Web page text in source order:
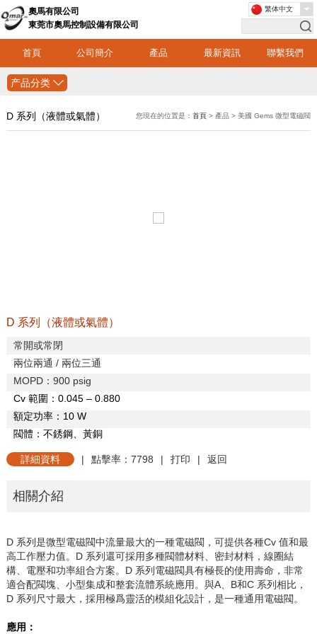
奧馬有限公司
東莞市奧馬控制設備有限公司
首頁 公司簡介 產品 最新資訊 聯繫我們
繁体中文
产品分类
D 系列（液體或氣體） 您現在的位置是：首頁 > 產品 > 美國 Gems 微型電磁閥
D 系列（液體或氣體）
常開或常閉
兩位兩通 / 兩位三通
MOPD： 900 psig
Cv 範圍： 0.045 – 0.880
額定功率： 10 W
閥體：不銹鋼、黃銅
詳細資料 | 點擊率：7798 | 打印 | 返回
相關介紹
D 系列是微型電磁閥中流量最大的一種電磁閥，可提供各種Cv 值和最
高工作壓力值。 D 系列還可採用多種閥體材料、密封材料，線圈結
構、電壓和功率組合方案。 D 系列電磁閥具有極長的使用壽命，非常
適合配閥塊、小型集成和整套流體系統應用。與A、 B和C 系列相比，
D 系列尺寸最大，採用極爲靈活的模組化設計，是一種通用電磁閥。
應用：